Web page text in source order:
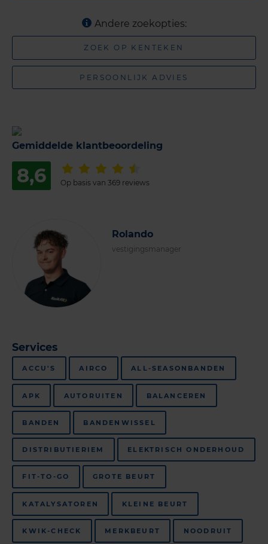
Andere zoekopties:
ZOEK OP KENTEKEN
PERSOONLIJK ADVIES
Gemiddelde klantbeoordeling
8,6 Op basis van 369 reviews
Rolando
vestigingsmanager
Services
ACCU'S AIRCO ALL-SEASONBANDEN
APK AUTORUITEN BALANCEREN
BANDEN BANDENWISSEL
DISTRIBUTIERIEM ELEKTRISCH ONDERHOUD
FIT-TO-GO GROTE BEURT
KATALYSATOREN KLEINE BEURT
KWIK-CHECK MERKBEURT NOODRUIT